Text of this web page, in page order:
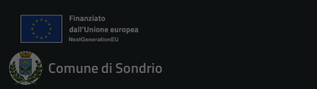
Comune di Sondrio